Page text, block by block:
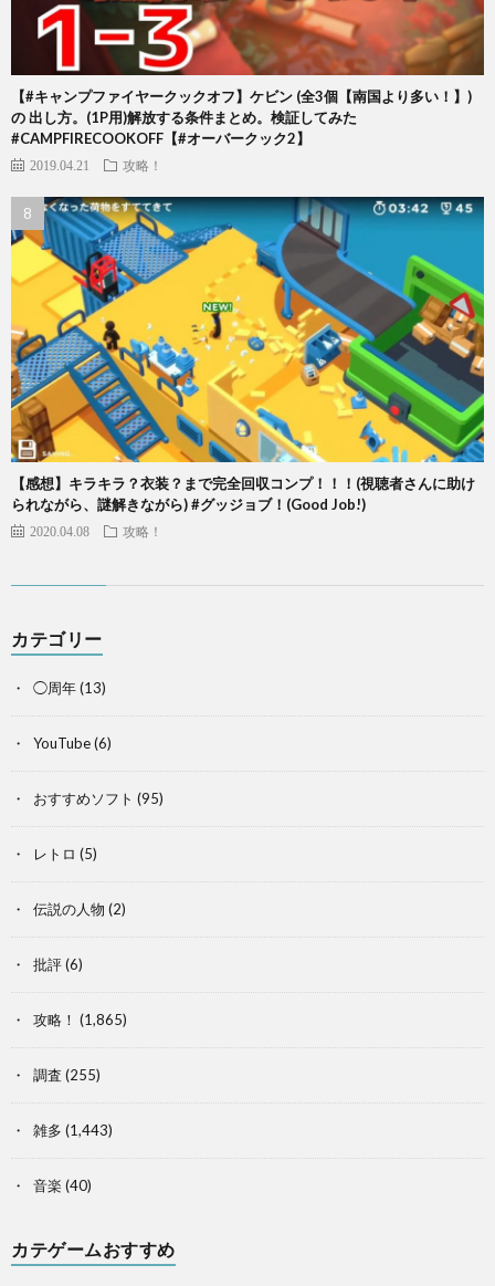
【#キャンプファイヤークックオフ】ケビン (全3個【南国より多い！】)
の 出し方。(1P用)解放する条件まとめ。検証してみた
#CAMPFIRECOOKOFF【#オーバークック2】
2019.04.21 攻略！
【感想】キラキラ？衣装？まで完全回収コンプ！！！(視聴者さんに助け
られながら、謎解きながら) #グッジョブ！(Good Job!)
2020.04.08 攻略！
カテゴリー
◯周年(13)
YouTube(6)
おすすめソフト (95)
レトロ (5)
伝説の人物 (2)
批評(6)
攻略！ (1,865)
調査 (255)
雑多 (1,443)
音楽 (40)
カテゲームおすすめ